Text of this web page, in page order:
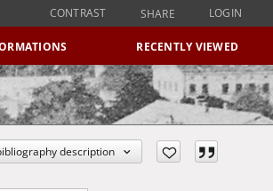
CONTRAST SHARE LOGIN
RECENTLY VIEWED
description